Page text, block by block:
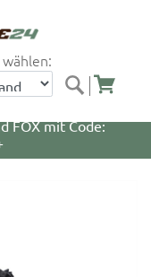
und Zubehör mit
FOX mit Code: